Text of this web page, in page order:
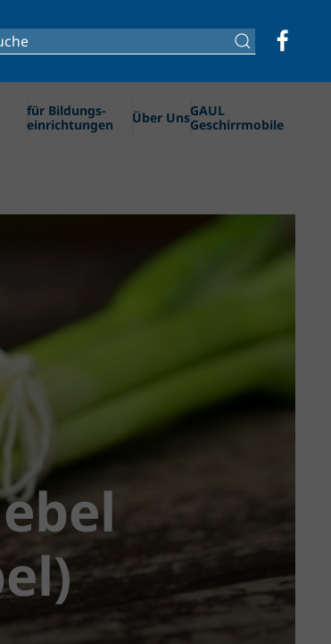
für Bildungs­­
einrichtungen
Über UnsGAUL
Geschirrmobile